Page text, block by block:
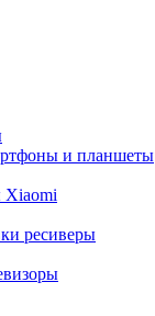
и планшеты
Xiaomi
ресиверы